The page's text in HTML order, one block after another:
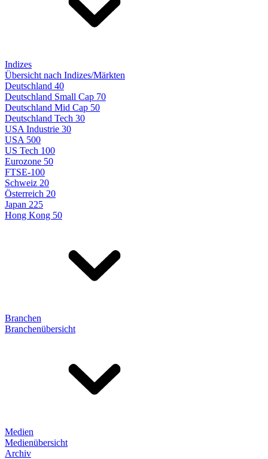
Indizes
Übersicht nach Indizes/Märkten
Deutschland 40
Deutschland Small Cap 70
Deutschland Mid Cap 50
Deutschland Tech 30
USA Industrie 30
USA 500
US Tech 100
Eurozone 50
FTSE-100
Schweiz 20
Österreich 20
Japan 225
Hong Kong 50
Branchen
Branchenübersicht
Medien
Medienübersicht
Archiv